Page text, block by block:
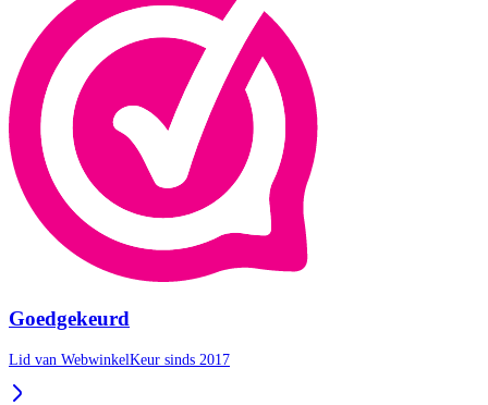
Goedgekeurd
Lid van WebwinkelKeur sinds 2017